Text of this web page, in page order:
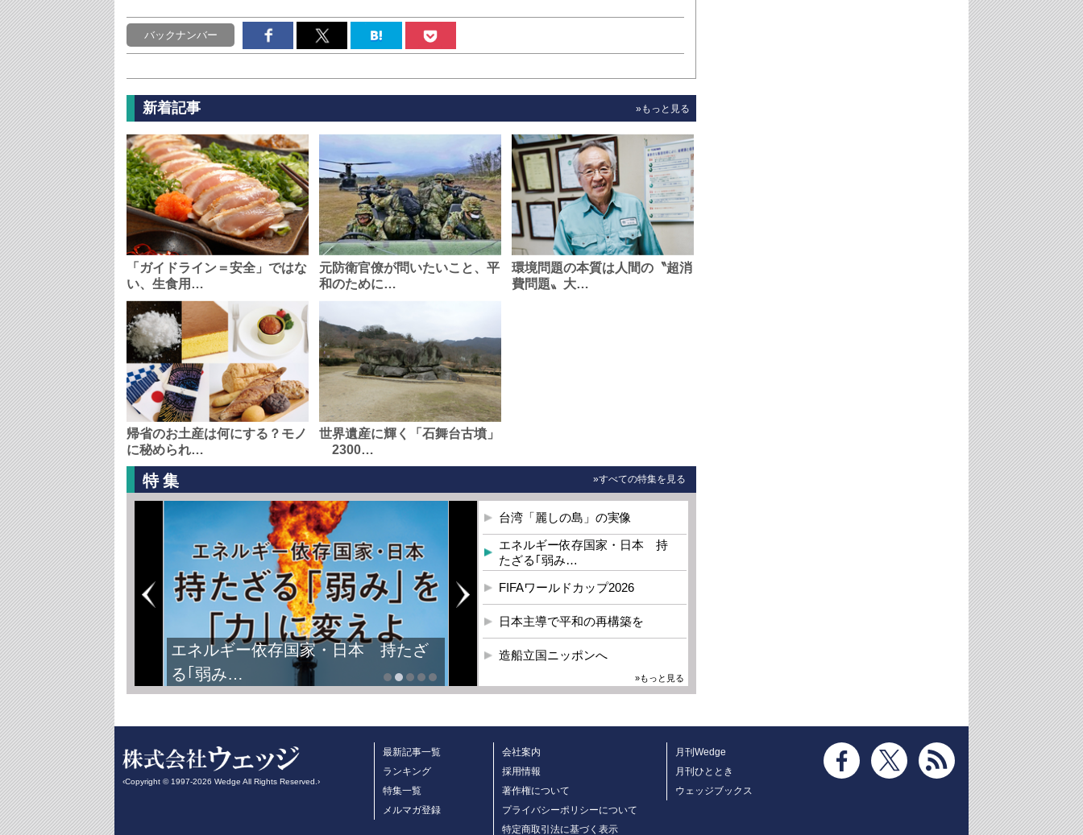
バックナンバー
新着記事 »もっと見る
「ガイドライン＝安全」ではな
い、生食用…
元防衛官僚が問いたいこと、平
和のために…
環境問題の本質は人間の〝超消
費問題〟大…
帰省のお土産は何にする？モノ
に秘められ…
世界遺産に輝く「石舞台古墳」
2300…
特集 »すべての特集を見る
エネルギー依存国家・日本 持たざ
る｢弱み…
台湾「麗しの島」の実像
エネルギー依存国家・日本 持
たざる｢弱み…
FIFAワールドカップ2026
日本主導で平和の再構築を
造船立国ニッポンへ
»もっと見る
‹Copyright © 1997-2026 Wedge All Rights Reserved.›
最新記事一覧
ランキング
特集一覧
メルマガ登録
会社案内
採用情報
著作権について
プライバシーポリシーについて
特定商取引法に基づく表示
月刊Wedge
月刊ひととき
ウェッジブックス